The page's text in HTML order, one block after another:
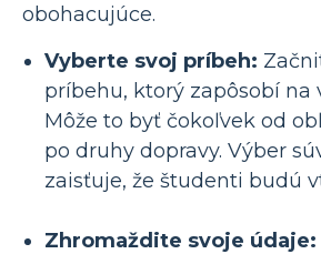
obohacujúce.
Vyberte svoj príbeh:
príbehu, ktorý zapôsobí na
Môže to byť čokoľvek od
po druhy dopravy. Výber
zaisťuje, že študenti budú
Zhromaždite svoje údaje: